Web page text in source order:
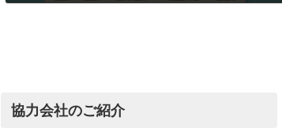
協力会社のご紹介